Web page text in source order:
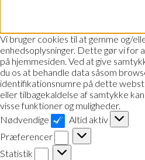
Vi bruger cookies til at gemme og/
enhedsoplysninger. Dette gør vi for
på hjemmesiden. Ved at give
du os at behandle data såsom
identifikationsnumre på dette
eller tilbagekaldelse af samtykke
visse funktioner og muligheder.
Nødvendige
Nødvendige
Altid aktiv
Præferencer
Præferencer
Statistik Statistik